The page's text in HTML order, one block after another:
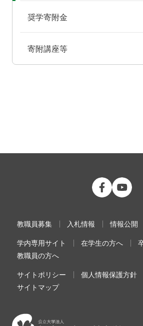
奨学寄附金
寄附講座等
公立大学
教職員募集 入札情報 情報公開
学内専用サイト 在学生の方へ
教職員の方へ
サイトポリシー 個人情報保護方針
サイトマップ